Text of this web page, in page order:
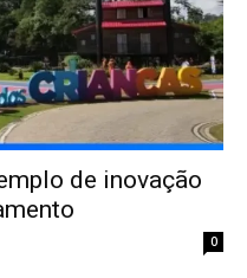
de inovação
0